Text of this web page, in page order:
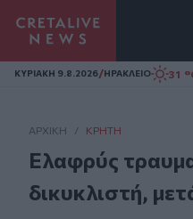
Homepage
ΚΥΡΙΑΚΗ 9.8.2026/ΗΡΑΚΛΕΙΟ 31
ΑΡΧΙΚΗ / ΚΡΉΤΗ
Ελαφρύς
δικυκλιστή,